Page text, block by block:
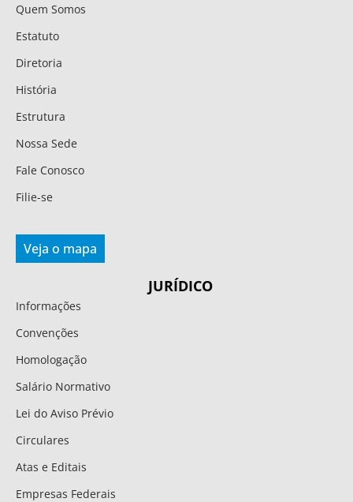
Quem Somos
Estatuto
Diretoria
História
Estrutura
Nossa Sede
Fale Conosco
Filie-se
Veja o mapa
JURÍDICO
Informações
Convenções
Homologação
Salário Normativo
Lei do Aviso Prévio
Circulares
Atas e Editais
Empresas Federais